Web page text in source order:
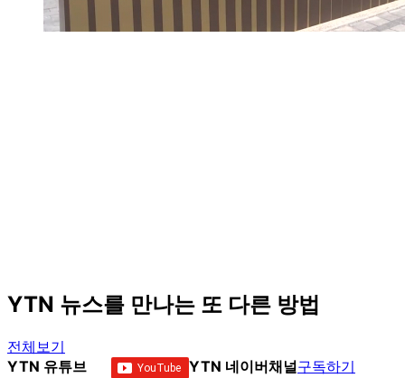
YTN 뉴스를 만나는 또 다른 방법
전체보기
YTN 유튜브
YTN 네이버채널구독하기